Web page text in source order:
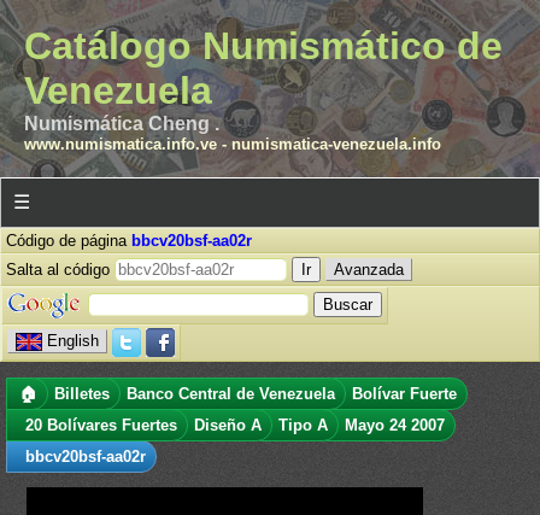
Catálogo Numismático de
Venezuela
Numismática Cheng .
www.numismatica.info.ve- numismatica-venezuela.info
☰
Código de página bbcv20bsf-aa02r
Salta al código
Avanzada
English
🏠 Billetes Banco Central de Venezuela
Bolívar Fuerte
20 Bolívares Fuertes
Diseño A Tipo A
Mayo 24 2007
bbcv20bsf-aa02r